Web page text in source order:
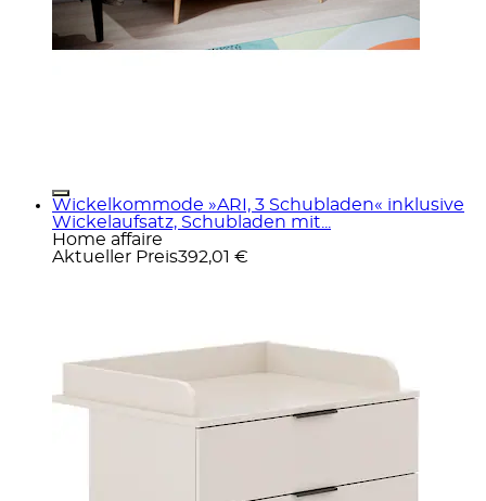
Wickelkommode »ARI, 3 Schubladen« inklusive
Wickelaufsatz, Schubladen mit...
Home affaire
Aktueller Preis392,01 €